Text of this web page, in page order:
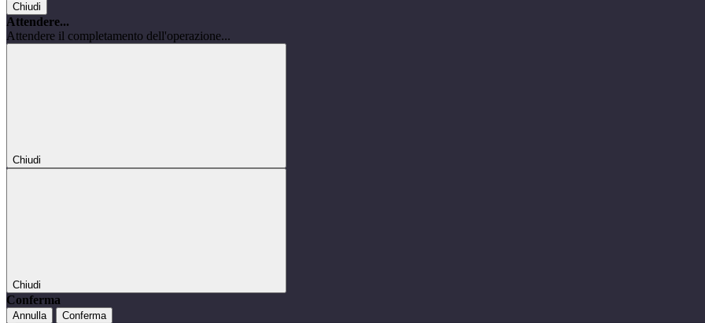
Chiudi
Attendere...
Attendere il completamento dell'operazione...
Chiudi
Chiudi
Conferma
Annulla Conferma